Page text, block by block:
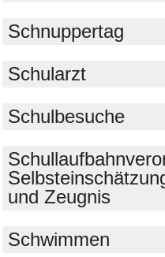
Schnuppertag
Schularzt
Schulbesuche
und Zeugnis
Schwimmen